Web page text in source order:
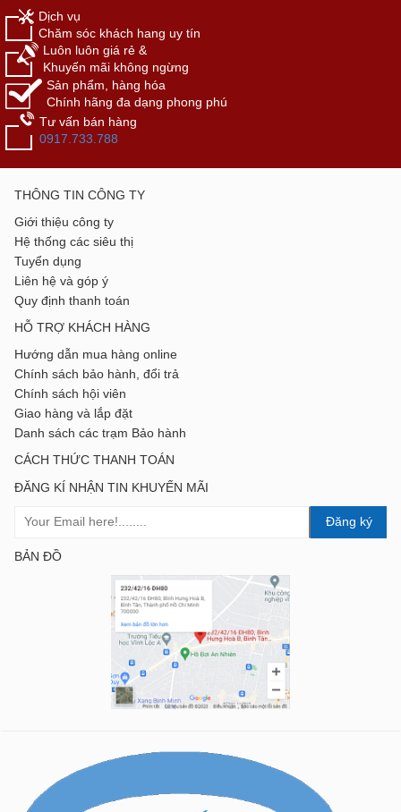
Dịch vụ
Chăm sóc khách hang uy tín
Luôn luôn giá rẻ &
Khuyến mãi không ngừng
Sản phẩm, hàng hóa
Chính hãng đa dạng phong phú
Tư vấn bán hàng
0917.733.788
THÔNG TIN CÔNG TY
Giới thiệu công ty
Hệ thống các siêu thị
Tuyển dụng
Liên hệ và góp ý
Quy định thanh toán
HỖ TRỢ KHÁCH HÀNG
Hướng dẫn mua hàng online
Chính sách bảo hành, đổi trả
Chính sách hội viên
Giao hàng và lắp đặt
Danh sách các trạm Bảo hành
CÁCH THỨC THANH TOÁN
ĐĂNG KÍ NHẬN TIN KHUYẾN MÃI
Đăng ký
BẢN ĐỒ